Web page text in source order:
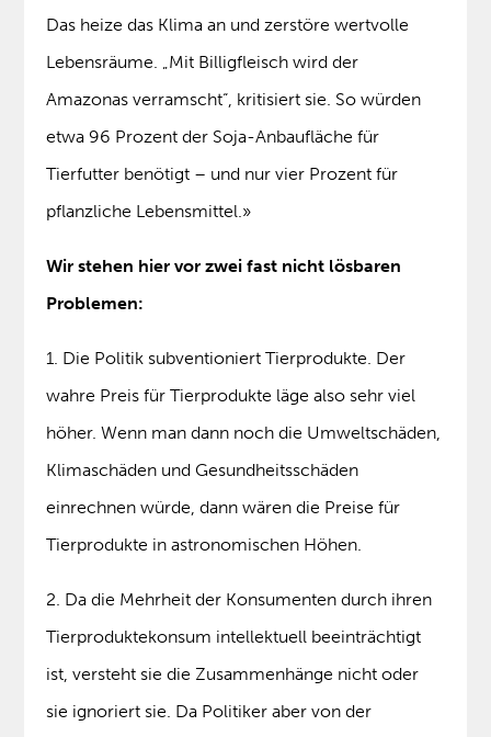
Das heize das Klima an und zerstöre wertvolle
Lebensräume. „Mit Billigfleisch wird der
Amazonas verramscht“, kritisiert sie. So würden
etwa 96 Prozent der Soja-Anbaufläche für
Tierfutter benötigt – und nur vier Prozent für
pflanzliche Lebensmittel.»
Wir stehen hier vor zwei fast nicht lösbaren
Problemen:
1. Die Politik subventioniert Tierprodukte. Der
wahre Preis für Tierprodukte läge also sehr viel
höher. Wenn man dann noch die Umweltschäden,
Klimaschäden und Gesundheitsschäden
einrechnen würde, dann wären die Preise für
Tierprodukte in astronomischen Höhen.
2. Da die Mehrheit der Konsumenten durch ihren
Tierproduktekonsum intellektuell beeinträchtigt
ist, versteht sie die Zusammenhänge nicht oder
sie ignoriert sie. Da Politiker aber von der